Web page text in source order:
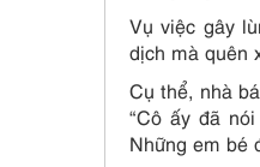
Vụ việc gây
dịch mà quên
Cụ thể, nhà
“Cô ấy đã
Những em bé